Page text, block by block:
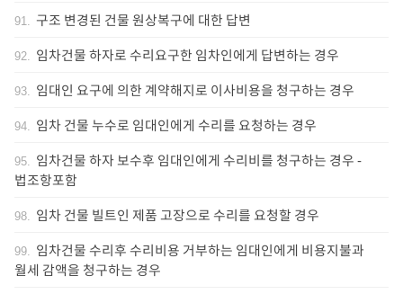
91. 구조 변경된 건물 원상복구에 대한 답변
92. 임차건물 하자로 수리요구한 임차인에게 답변하는 경우
93. 임대인 요구에 의한 계약해지로 이사비용을 청구하는 경우
94. 임차 건물 누수로 임대인에게 수리를 요청하는 경우
95. 임차건물 하자 보수후 임대인에게 수리비를 청구하는 경우 -
법조항포함
98. 임차 건물 빌트인 제품 고장으로 수리를 요청할 경우
99. 임차건물 수리후 수리비용 거부하는 임대인에게 비용지불과
월세 감액을 청구하는 경우